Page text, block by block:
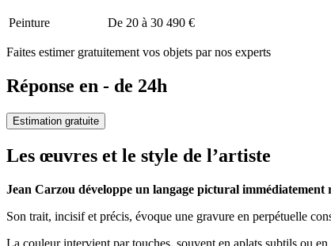
Peinture De 20 à 30 490 €
Faites estimer gratuitement vos objets par nos experts
Réponse en - de 24h
Estimation gratuite
Les œuvres et le style de l’artiste
Jean Carzou développe un langage pictural immédiatement
Son trait, incisif et précis, évoque une gravure en perpétuelle
La couleur intervient par touches, souvent en aplats subtils ou